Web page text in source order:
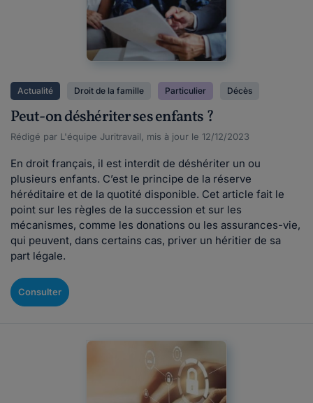
Actualité Droit de la famille Particulier Décès
Peut-on déshériter ses enfants ?
Rédigé par L'équipe Juritravail, mis à jour le 12/12/2023
En droit français, il est interdit de déshériter un ou
plusieurs enfants. C’est le principe de la réserve
héréditaire et de la quotité disponible. Cet article fait le
point sur les règles de la succession et sur les
mécanismes, comme les donations ou les assurances-vie,
qui peuvent, dans certains cas, priver un héritier de sa
part légale.
Consulter